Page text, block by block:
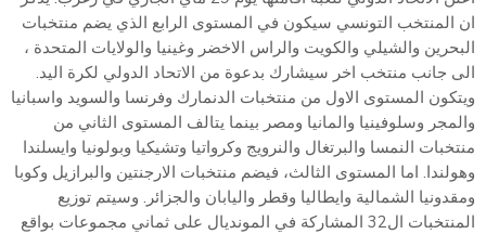
ان المنتخب التونسي سيكون في المستوى الرابع الذي يضم منتخبات
البحرين والشيلي والكويت والراس الاخضر وغينيا والولايات المتحدة ،
الى جانب منتخب اخر سيشارك بدعوة من الاتحاد الدولي لكرة اليد.
ويتكون المستوى الاول من منتخبات الدنمارك وفرنسا والسويد واسبانيا
والمجر وسلوفينيا والمانيا ومصر بينما يتالف المستوى الثاني من
منتخبات النمسا والبرتغال والنرويج وكرواتيا وتشيكيا وبولونيا وايسلندا
وهولندا. اما المستوى الثالث، فيضم منتخبات الارجنتين والبرازيل وكوبا
ومقدونيا الشمالية وايطاليا وقطر واليابان والجزائر. وسيتم توزيع
المنتخبات ال32 المشاركة في المونديال على ثماني مجموعات بواقع